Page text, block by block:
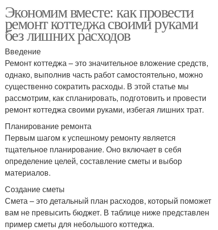
Экономим вместе: как провести
ремонт коттеджа своими руками
без лишних расходов
Введение
Ремонт коттеджа – это значительное вложение средств,
однако, выполнив часть работ самостоятельно, можно
существенно сократить расходы. В этой статье мы
рассмотрим, как спланировать, подготовить и провести
ремонт коттеджа своими руками, избегая лишних трат.
Планирование ремонта
Первым шагом к успешному ремонту является
тщательное планирование. Оно включает в себя
определение целей, составление сметы и выбор
материалов.
Создание сметы
Смета – это детальный план расходов, который поможет
вам не превысить бюджет. В таблице ниже представлен
пример сметы для небольшого коттеджа.